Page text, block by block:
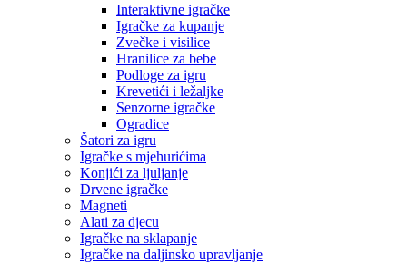
Interaktivne igračke
Igračke za kupanje
Zvečke i visilice
Hranilice za bebe
Podloge za igru
Krevetići i ležaljke
Senzorne igračke
Ogradice
Šatori za igru
Igračke s mjehurićima
Konjići za ljuljanje
Drvene igračke
Magneti
Alati za djecu
Igračke na sklapanje
Igračke na daljinsko upravljanje